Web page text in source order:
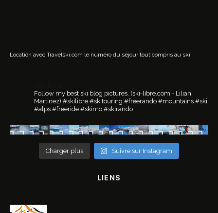
Location avec Travelski.com le numéro du séjour tout compris au ski.
Follow my best ski blog pictures. (ski-libre.com - Lilian
Martinez) #skilibre #skitouring #freerando #mountains #ski
#alps #freeride #skimo #skirando
Charger plus Suivre sur Instagram
LIENS